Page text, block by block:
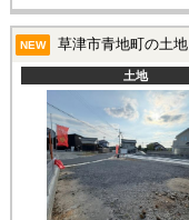
NEW 草津市青地町の土地
土地